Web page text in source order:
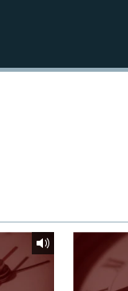
راډيو ټولې پاڼې